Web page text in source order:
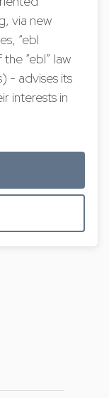
via new
“ebl
“ebl” law
- advises its
interests in